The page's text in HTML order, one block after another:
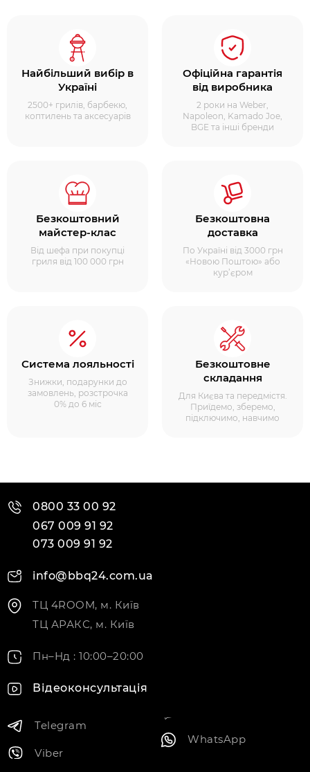
Найбільший вибір в
Україні
2500+ грилів, барбекю,
коптилень та аксесуарів
Офіційна гарантія
від виробника
2 роки на Weber,
Napoleon, Kamado Joe,
BGE та інші бренди
Безкоштовний
майстер-клас
Від шефа при покупці
гриля від 100 000 грн
Безкоштовна
доставка
По Україні від 3000 грн
«Новою Поштою» або
кур’єром
Система лояльності
Знижки, подарунки до
замовлень, розстрочка
0% до 6 міс
Безкоштовне
складання
Для Києва та передмістя.
Приїдемо, зберемо,
підключимо, навчимо
0800 33 00 92
067 009 91 92
073 009 91 92
info@bbq24.com.ua
ТЦ 4ROOM, м. Київ
ТЦ АРАКС, м. Київ
Пн–Нд : 10:00–20:00
Відеоконсультація
Telegram
Viber
WhatsApp